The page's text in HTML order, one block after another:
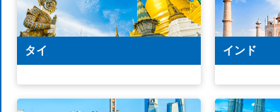
タイ インド